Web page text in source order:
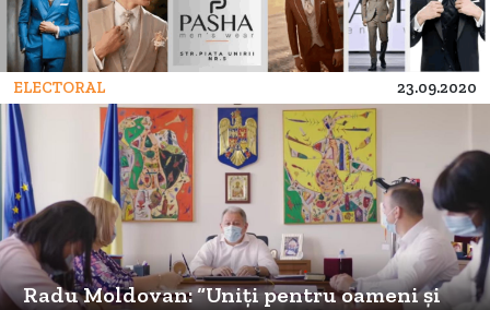
ELECTORAL 23.09.2020
Radu Moldovan: “Uniți pentru oameni și